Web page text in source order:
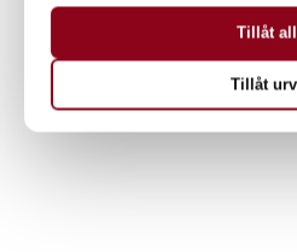
översyn i
tvättstugan
Tillåt
Tillåt